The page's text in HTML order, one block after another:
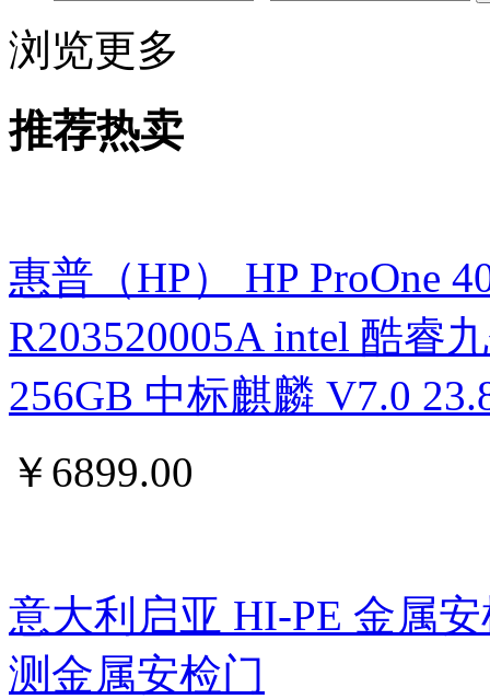
浏览更多
推荐热卖
惠普（HP） HP ProOne
R203520005A intel 酷睿
256GB 中标麒麟 V7.0
￥ 6899.00
意大利启亚 HI-PE 金属
测金属安检门